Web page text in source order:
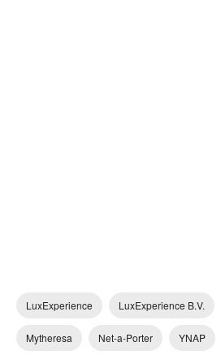
LuxExperience LuxExperience B.V.
Mytheresa Net-a-Porter YNAP